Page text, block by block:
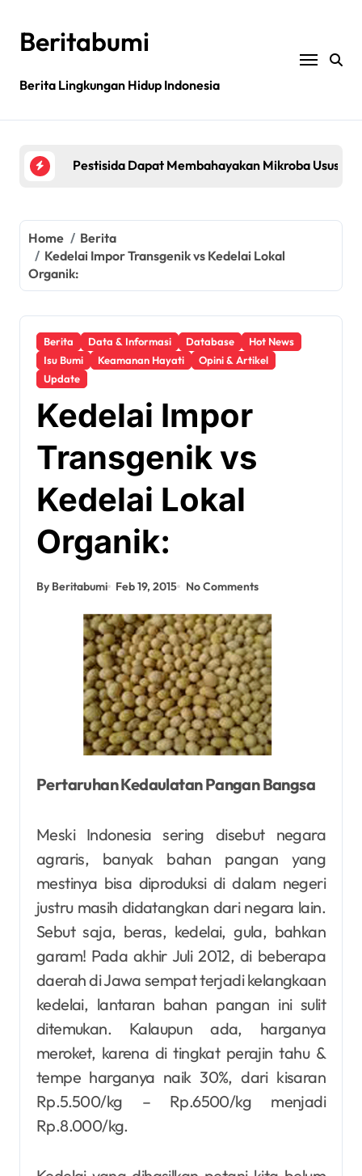
contentBeritabumi
Berita Lingkungan Hidup Indonesia
Bagaimana rantai pasokan global yang tidak
Penemuan gen padi dapat mengurangi
Bagaimana rantai pasokan global yang tidak
Filipina: MASIPAG Menentang Persetujuan Beras
Home
Berita
Kedelai Impor Transgenik vs Kedelai Lokal
Organik:
Berita Data & Informasi Database
Hot News
Isu Bumi
Keamanan Hayati
Opini & Artikel
Update
Kedelai Impor
Transgenik vs
Kedelai Lokal
Organik:
By Beritabumi Feb 19, 2015 No Comments
Pertaruhan Kedaulatan Pangan Bangsa
Meski Indonesia sering disebut negara
agraris, banyak bahan pangan yang
mestinya bisa diproduksi di dalam negeri
justru masih didatangkan dari negara lain.
Sebut saja, beras, kedelai, gula, bahkan
garam! Pada akhir Juli 2012, di beberapa
daerah di Jawa sempat terjadi kelangkaan
kedelai, lantaran bahan pangan ini sulit
ditemukan. Kalaupun ada, harganya
meroket, karena di tingkat perajin tahu &
tempe harganya naik 30%, dari kisaran
Rp.5.500/kg – Rp.6500/kg menjadi
Rp.8.000/kg.